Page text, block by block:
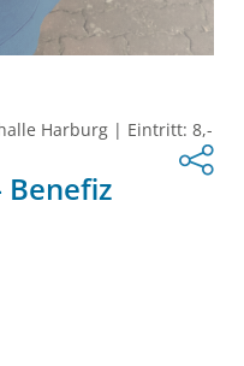
Harburg | Eintritt: 8,-
Benefiz